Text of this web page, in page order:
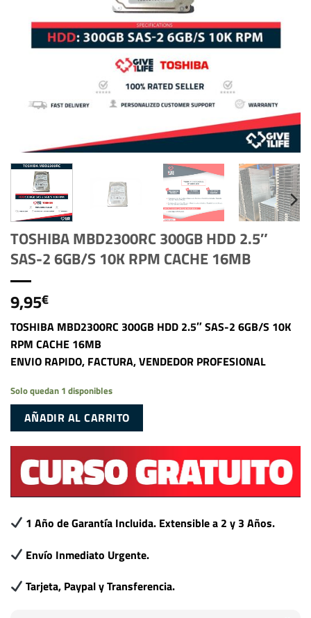
TOSHIBA MBD2300RC 300GB HDD 2.5″
SAS-2 6GB/S 10K RPM CACHE 16MB
9,95€
TOSHIBA MBD2300RC 300GB HDD 2.5″ SAS-2 6GB/S 10K
RPM CACHE 16MB
ENVIO RAPIDO, FACTURA, VENDEDOR PROFESIONAL
Solo quedan 1 disponibles
AÑADIR AL CARRITO
1 Año de Garantía Incluida. Extensible a 2 y 3 Años.
Envío Inmediato Urgente.
Tarjeta, Paypal y Transferencia.